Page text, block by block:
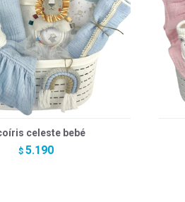
celeste bebé
$ 5.190